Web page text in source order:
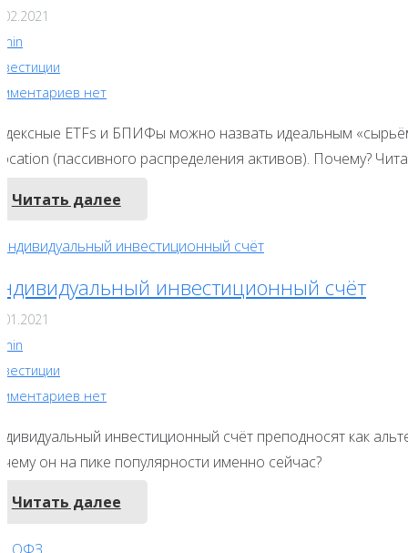
нет
ETFs и БПИФы можно назвать идеальным
(пассивного распределения активов). Почему?
Читать далее
инвестиционный счёт
нет
инвестиционный счёт преподносят как
он на пике популярности именно сейчас?
Читать далее